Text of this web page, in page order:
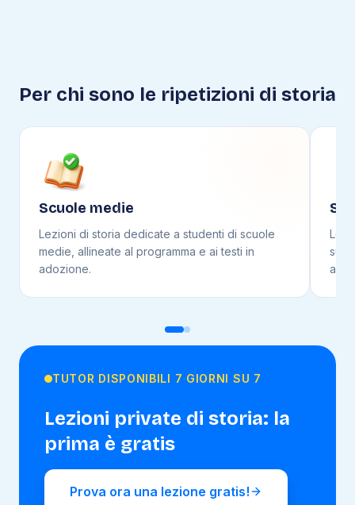
Per chi sono le ripetizioni di storia
Scuole medie
Lezioni di storia dedicate a studenti di scuole
medie , allineate al programma e ai testi in
adozione.
TUTOR DISPONIBILI 7 GIORNI SU 7
Lezioni private di storia: la
prima è gratis
Prova ora una lezione gratis!